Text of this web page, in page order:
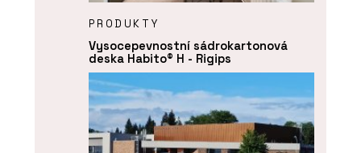
PRODUKTY
Vysocepevnostní sádrokartonová
deska Habito® H - Rigips